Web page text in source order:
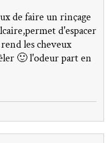
de faire un rinçage
d'espacer
les cheveux
🙂 l'odeur part en